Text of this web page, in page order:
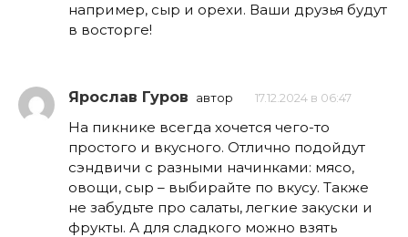
например, сыр и орехи. Ваши друзья будут
в восторге!
Ярослав Гуров автор 17.12.2024 в 06:47
На пикнике всегда хочется чего-то
простого и вкусного. Отлично подойдут
сэндвичи с разными начинками: мясо,
овощи, сыр – выбирайте по вкусу. Также
не забудьте про салаты, легкие закуски и
фрукты. А для сладкого можно взять